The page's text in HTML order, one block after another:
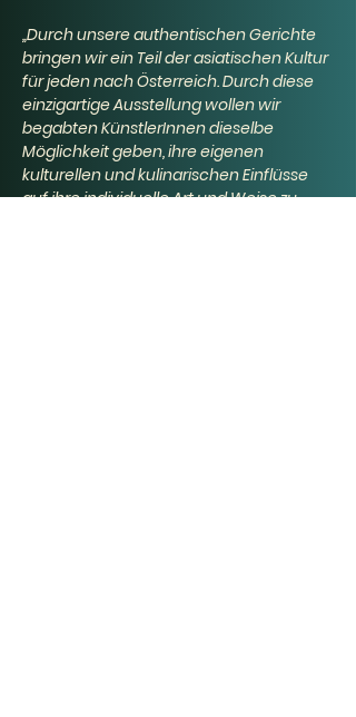
„Durch unsere authentischen Gerichte
bringen wir ein Teil der asiatischen Kultur
für jeden nach Österreich. Durch diese
einzigartige Ausstellung wollen wir
begabten KünstlerInnen dieselbe
Möglichkeit geben, ihre eigenen
kulturellen und kulinarischen Einflüsse
auf ihre individuelle Art und Weise zu